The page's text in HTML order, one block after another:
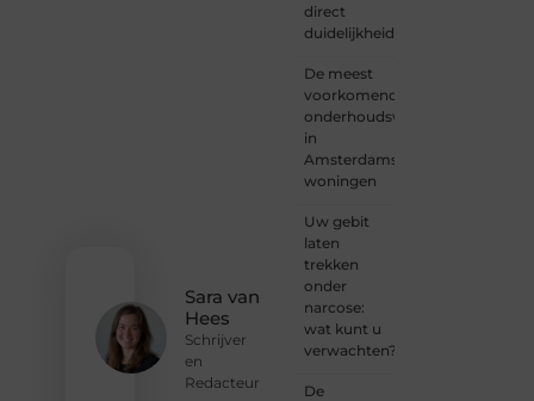
Sara van
Hees
Schrijver
en
Redacteur
direct
duidelijkheid
De meest
voorkomende
onderhoudswerkzaamheden
in
Amsterdamse
woningen
Uw gebit
laten
trekken
onder
narcose:
wat kunt u
verwachten?
De